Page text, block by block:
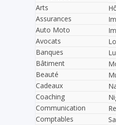
Arts
Assurances
Auto Moto
Avocats
Banques
Bâtiment
Beauté
Cadeaux
Coaching
Communication
Comptables